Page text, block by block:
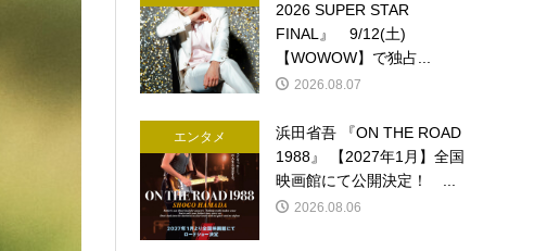
2026 SUPER STAR
FINAL』 9/12(土)
【WOWOW】で独占...
2026.08.07
エンタメ
浜田省吾 『ON THE ROAD
1988』 【2027年1月】全国
映画館にて公開決定！ ...
2026.08.06